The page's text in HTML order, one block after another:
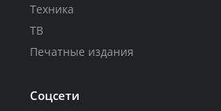
Техника
ТВ
Печатные издания
Соцсети